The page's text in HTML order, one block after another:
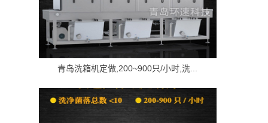
青岛洗箱机定做,200~900只/小时,洗...